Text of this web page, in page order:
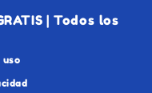
| Todos los
uso